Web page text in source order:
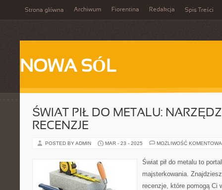
Strona główna Archiwum Fiorentina Redakcja Spis Treści
NOWA SÓL
ŚWIAT PIŁ DO METALU:
RECENZJE
POSTED BY ADMIN MAR - 23 - 2025 MOŻLIWOŚĆ
Świat pił do metalu to
majsterkowania.
recenzje, które pomogą Ci